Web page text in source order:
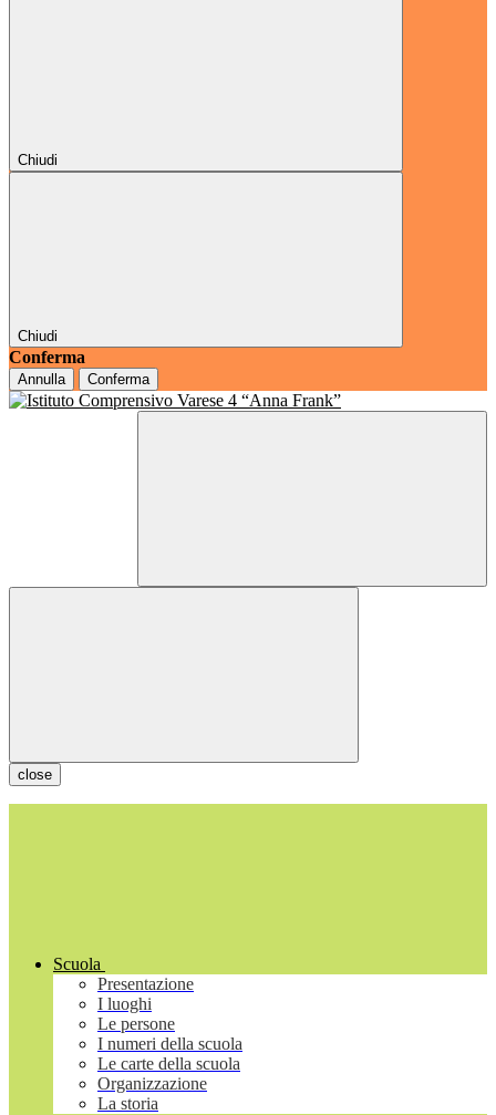
Chiudi
Chiudi
Conferma
Annulla Conferma
close
Scuola
Presentazione
I luoghi
Le persone
I numeri della scuola
Le carte della scuola
Organizzazione
La storia